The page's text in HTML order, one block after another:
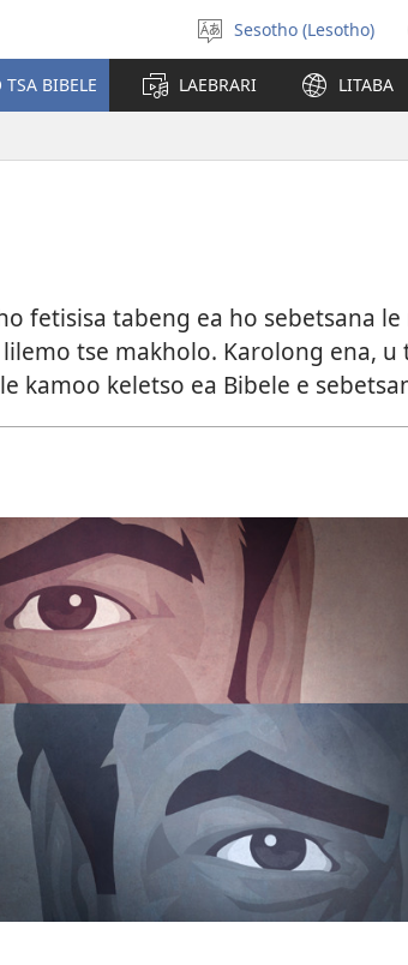
Khetha
puo
Sesotho (Lesotho)
BIBELE LAEBRARI LITABA
fetisisa tabeng ea ho sebetsana
tse makholo. Karolong ena,
kamoo keletso ea Bibele e